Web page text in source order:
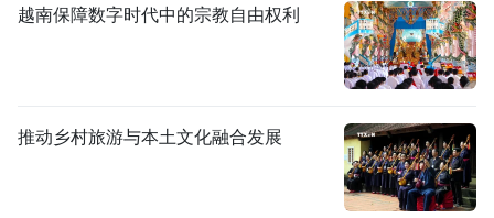
越南保障数字时代中的宗教自由权利
推动乡村旅游与本土文化融合发展